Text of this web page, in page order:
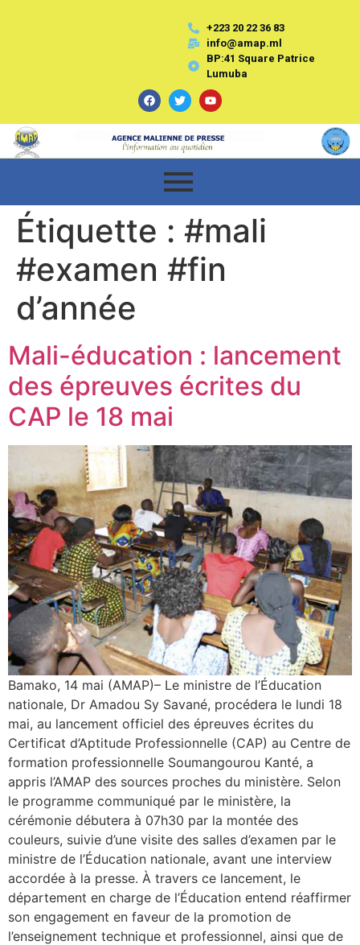
+223 20 22 36 83
info@amap.ml
BP:41 Square Patrice
Lumuba
Étiquette : #mali
#examen #fin
d’année
Mali-éducation : lancement
des épreuves écrites du
CAP le 18 mai
Bamako, 14 mai (AMAP)– Le ministre de l’Éducation
nationale, Dr Amadou Sy Savané, procédera le lundi 18
mai, au lancement officiel des épreuves écrites du
Certificat d’Aptitude Professionnelle (CAP) au Centre de
formation professionnelle Soumangourou Kanté, a
appris l’AMAP des sources proches du ministère. Selon
le programme communiqué par le ministère, la
cérémonie débutera à 07h30 par la montée des
couleurs, suivie d’une visite des salles d’examen par le
ministre de l’Éducation nationale, avant une interview
accordée à la presse. À travers ce lancement, le
département en charge de l’Éducation entend réaffirmer
son engagement en faveur de la promotion de
l’enseignement technique et professionnel, ainsi que de